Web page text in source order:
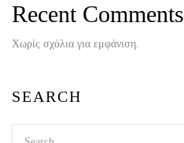
Recent Comments
Χωρίς σχόλια για εμφάνιση.
SEARCH